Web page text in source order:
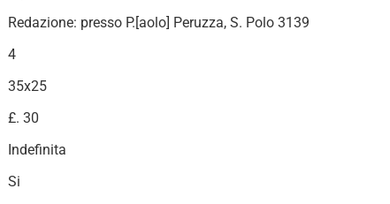
Redazione: presso P.[aolo] Peruzza, S. Polo 3139
4
35x25
£. 30
Indefinita
Si